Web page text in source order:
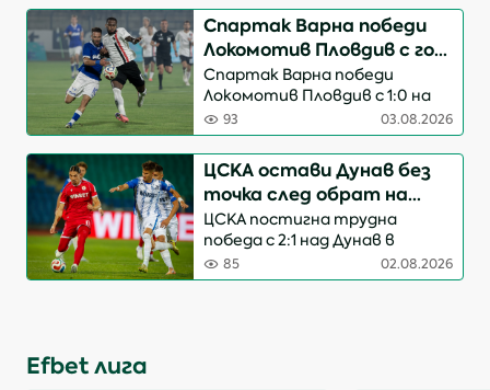
Груп, уведомява, че се налага
корекция в програмата на
срещите от IV кръг на efbet
Лига, въпреки вече...
Спартак Варна победи
Локомотив Пловдив с гол
на Давид Валверде
(ВИДЕО)
Спартак Варна победи
Локомотив Пловдив с 1:0 на
стадион „Спартак“ в
последния мач от третия
кръг на Първа
лига. Единственото
попадение в срещата
отбеляза Давид Валверде
още в 8-ата ми...
93 03.08.2026
ЦСКА остави Дунав без
точка след обрат на
"Васил Левски" (ВИДЕО)
ЦСКА постигна трудна
победа с 2:1 над Дунав в
двубой от третия кръг на
efbet Лига. Русенци поведоха с
85 02.08.2026
Efbet лига